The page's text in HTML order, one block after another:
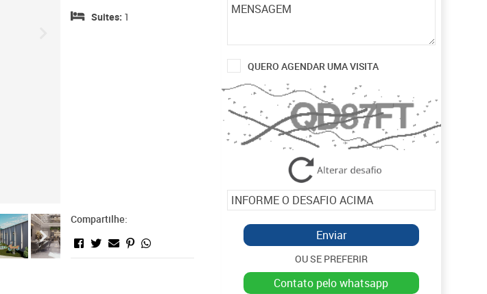
QUERO AGENDAR UMA VISITA
Enviar
OU SE PREFERIR
contato pelo whatsapp
Suites: 1
Compartilhe: